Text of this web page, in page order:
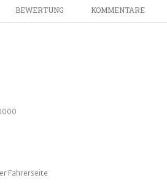
BEWERTUNG KOMMENTARE
Fahrerseite